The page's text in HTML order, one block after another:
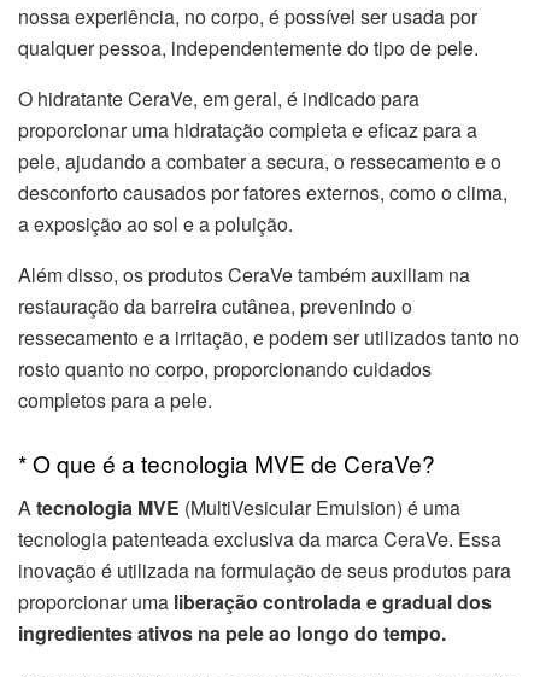
nossa experiência, no corpo, é possível ser usada por
qualquer pessoa, independentemente do tipo de pele.
O hidratante CeraVe, em geral, é indicado para
proporcionar uma hidratação completa e eficaz para a
pele, ajudando a combater a secura, o ressecamento e o
desconforto causados por fatores externos, como o clima,
a exposição ao sol e a poluição.
Além disso, os produtos CeraVe também auxiliam na
restauração da barreira cutânea, prevenindo o
ressecamento e a irritação, e podem ser utilizados tanto no
rosto quanto no corpo, proporcionando cuidados
completos para a pele.
* O que é a tecnologia MVE de CeraVe?
Atecnologia MVE (MultiVesicular Emulsion) é uma
tecnologia patenteada exclusiva da marca CeraVe. Essa
inovação é utilizada na formulação de seus produtos para
proporcionar uma liberação controlada e gradual dos
ingredientes ativos na pele ao longo do tempo.